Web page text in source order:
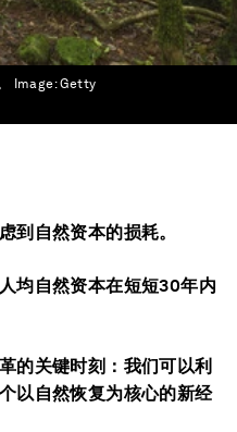
Image:Getty
到自然资本的损耗。
均自然资本在短短30年内
的关键时刻：我们可以利
以自然恢复为核心的新经